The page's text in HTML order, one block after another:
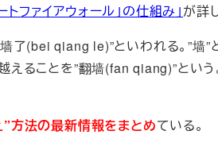
ファイアウォール」の仕組み」が詳
了(bei qiang le)”といわれる。”墙”
えることを”翻墙(fan qiang)”とい
方法の最新情報をまとめている。